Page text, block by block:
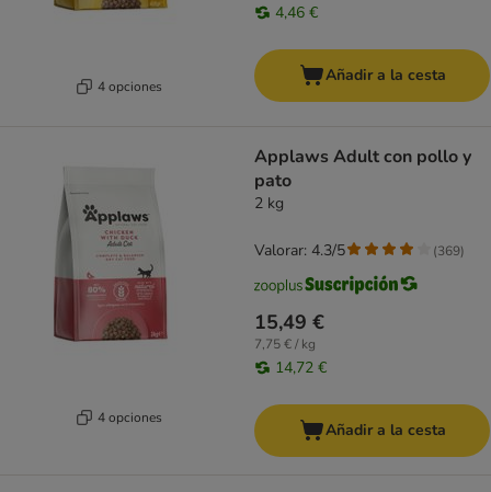
4 opciones
4,46 €
Añadir a la cesta
4 opciones
Applaws Adult con pollo y
pato
2 kg
15,49 €
7,75 € / kg
14,72 €
Valorar: 4.3/5 (369)
Añadir a la cesta